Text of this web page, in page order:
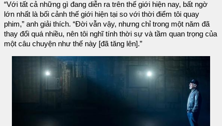
“Với tất cả những gì đang diễn ra trên thế giới hiện nay, bất ngờ
lớn nhất là bối cảnh thế giới hiện tại so với thời điểm tôi quay
phim,” anh giải thích. “Đời vẫn vậy, nhưng chỉ trong một năm đã
thay đổi quá nhiều, nên tôi nghĩ tính thời sự và tầm quan trọng của
một câu chuyện như thế này [đã tăng lên].”